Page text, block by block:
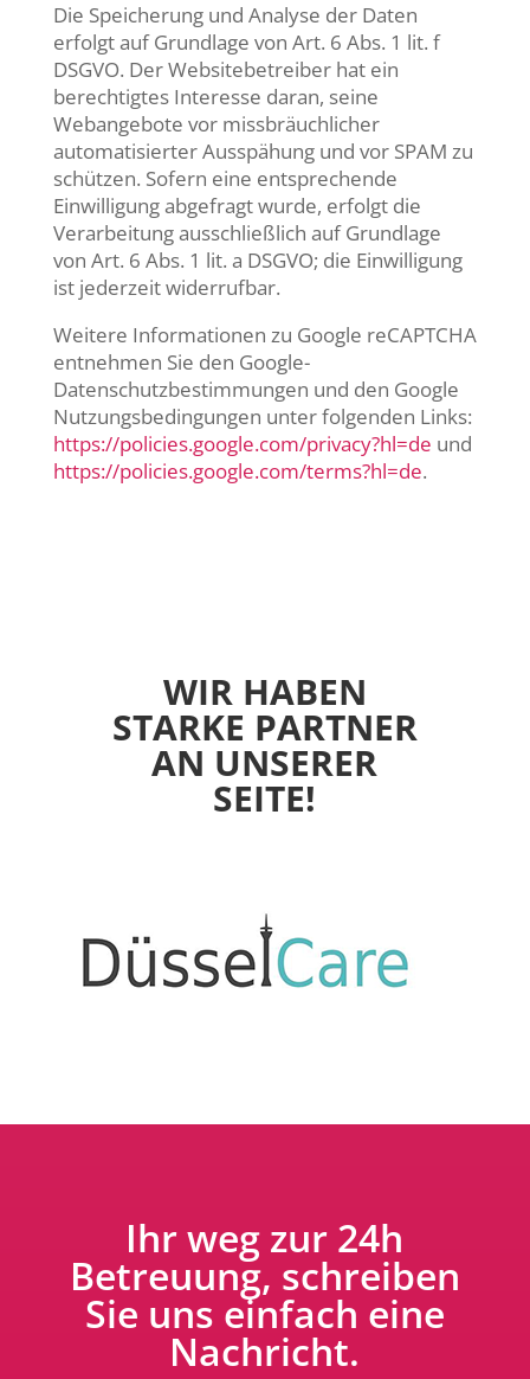
Die Speicherung und Analyse der Daten
erfolgt auf Grundlage von Art. 6 Abs. 1 lit. f
DSGVO. Der Websitebetreiber hat ein
berechtigtes Interesse daran, seine
Webangebote vor missbräuchlicher
automatisierter Ausspähung und vor SPAM zu
schützen. Sofern eine entsprechende
Einwilligung abgefragt wurde, erfolgt die
Verarbeitung ausschließlich auf Grundlage
von Art. 6 Abs. 1 lit. a DSGVO; die Einwilligung
ist jederzeit widerrufbar.
Weitere Informationen zu Google reCAPTCHA
entnehmen Sie den Google-
Datenschutzbestimmungen und den Google
Nutzungsbedingungen unter folgenden Links:
https://policies.google.com/privacy?hl=de und
https://policies.google.com/terms?hl=de.
WIR HABEN
STARKE PARTNER
AN UNSERER
SEITE!
Ihr weg zur 24h
Betreuung, schreiben
Sie uns einfach eine
Nachricht.